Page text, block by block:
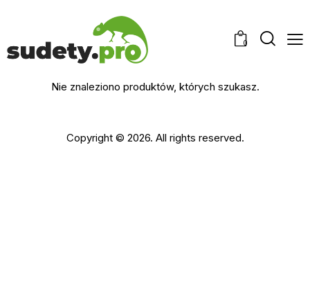
0
Nie znaleziono produktów, których szukasz.
Copyright © 2026. All rights reserved.